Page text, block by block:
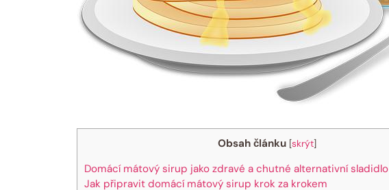
Obsah článku [skrýt]
Domácí mátový sirup jako zdravé a chutné alternativní sladidlo
Jak připravit domácí mátový sirup krok za krokem